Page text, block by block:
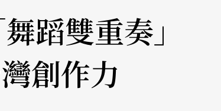
蹈雙重奏」
創作力